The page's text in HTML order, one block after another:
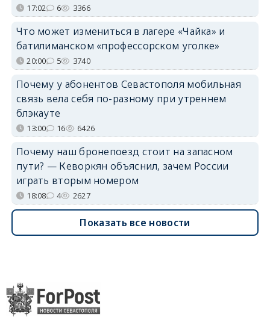
17:02 6 3366
Что может измениться в лагере «Чайка» и
батилиманском «профессорском уголке»
20:00 5 3740
Почему у абонентов Севастополя мобильная
связь вела себя по-разному при утреннем
блэкауте
13:00 16 6426
Почему наш бронепоезд стоит на запасном
пути? — Кеворкян объяснил, зачем России
играть вторым номером
18:08 4 2627
Показать все новости